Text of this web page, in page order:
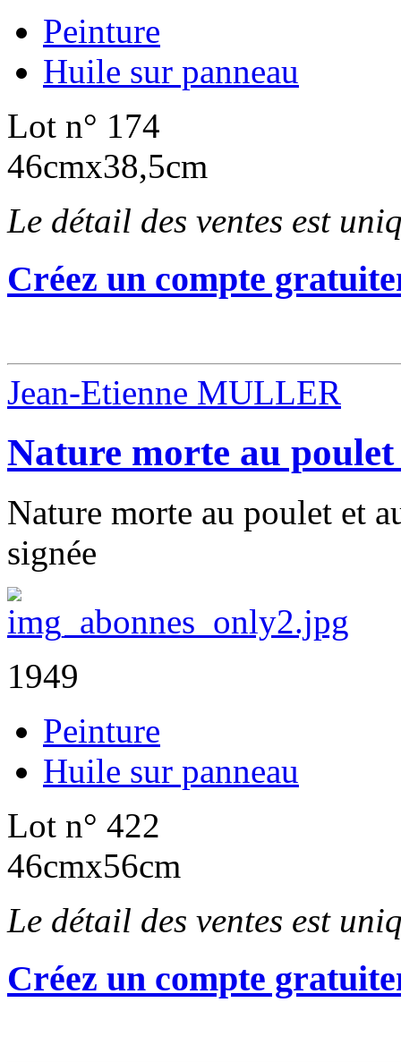
Peinture
Huile sur panneau
Lot n° 174
46cmx38,5cm
Le détail des ventes est
Créez un compte
Jean-Etienne MULLER
Nature morte au
Nature morte au poulet et
signée
1949
Peinture
Huile sur panneau
Lot n° 422
46cmx56cm
Le détail des ventes est
Créez un compte